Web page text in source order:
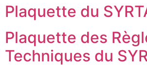
Plaquette du
Plaquette des
Techniques du